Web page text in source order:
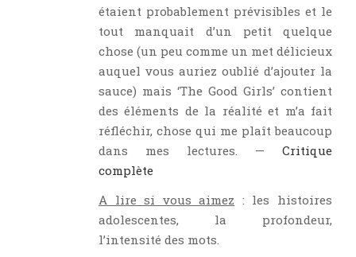
étaient probablement prévisibles et le
tout manquait d’un petit quelque
chose (un peu comme un met délicieux
auquel vous auriez oublié d’ajouter la
sauce) mais ‘The Good Girls’ contient
des éléments de la réalité et m’a fait
réfléchir, chose qui me plaît beaucoup
dans mes lectures. — Critique
complète
A lire si vous aimez : les histoires
adolescentes, la profondeur,
l’intensité des mots.